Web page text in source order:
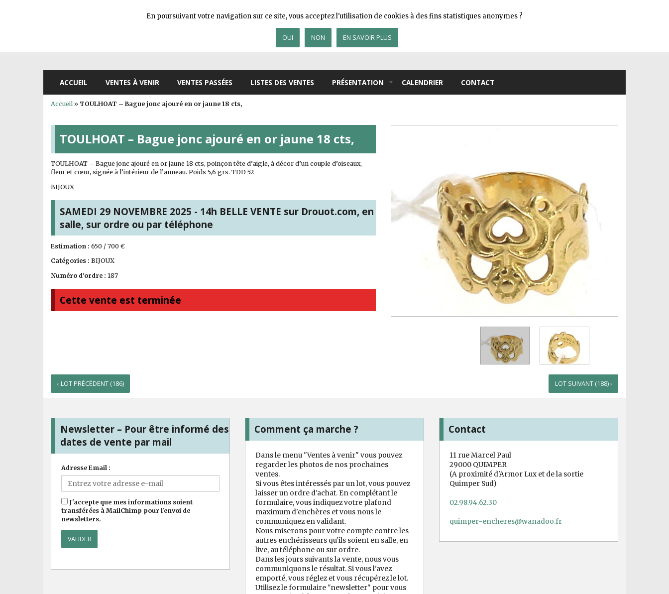
ACCUEIL VENTES À VENIR VENTES PASSÉES LISTES DES VENTES PRÉSENTATION CALENDRIER CONTACT
Accueil» TOULHOAT – Bague jonc ajouré en or jaune 18 cts,
TOULHOAT – Bague jonc ajouré en or jaune 18 cts,
TOULHOAT – Bague jonc ajouré en or jaune 18 cts, poinçon tête d’aigle, à décor d’un couple d’oiseaux,
fleur et cœur, signée à l’intérieur de l’anneau. Poids 5,6 grs. TDD 52
BIJOUX
SAMEDI 29 NOVEMBRE 2025 - 14h BELLE VENTE sur Drouot.com, en
salle, sur ordre ou par téléphone
Estimation : 650 / 700 €
Catégories : BIJOUX
Numéro d'ordre : 187
Cette vente est terminée
‹ LOT PRÉCÉDENT (186) LOT SUIVANT (188) ›
Newsletter – Pour être informé des
dates de vente par mail
Adresse Email :
J'accepte que mes informations soient
transférées à MailChimp pour l'envoi de
newsletters.
Comment ça marche ?
Dans le menu "Ventes à venir" vous pouvez
regarder les photos de nos prochaines
ventes.
Si vous êtes intéressés par un lot, vous pouvez
laisser un ordre d'achat. En complétant le
formulaire, vous indiquez votre plafond
maximum d'enchères et vous nous le
communiquez en validant.
Nous miserons pour votre compte contre les
autres enchérisseurs qu'ils soient en salle, en
live, au téléphone ou sur ordre.
Dans les jours suivants la vente, nous vous
communiquons le résultat. Si vous l'avez
emporté, vous réglez et vous récupérez le lot.
Utilisez le formulaire "newsletter" pour vous
Contact
11 rue Marcel Paul
29000 QUIMPER
(A proximité d'Armor Lux et de la sortie
Quimper Sud)
02.98.94.62.30
quimper-encheres@wanadoo.fr
En poursuivant votre navigation sur ce site, vous acceptez l'utilisation de cookies à des fins statistiques anonymes ?
OUI NON EN SAVOIR PLUS